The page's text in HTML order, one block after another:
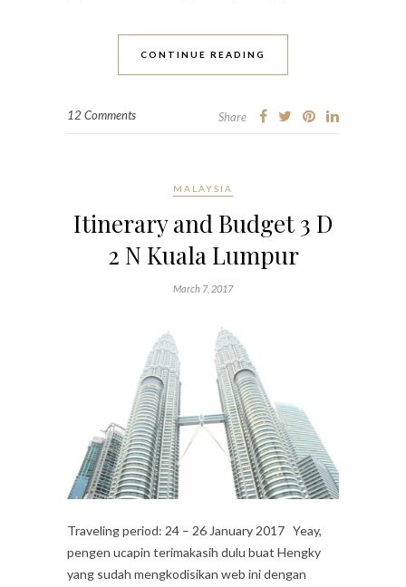
CONTINUE READING
12 Comments Share
MALAYSIA
Itinerary and Budget 3 D
2 N Kuala Lumpur
March 7, 2017
Traveling period: 24 – 26 January 2017 Yeay,
pengen ucapin terimakasih dulu buat Hengky
yang sudah mengkodisikan web ini dengan